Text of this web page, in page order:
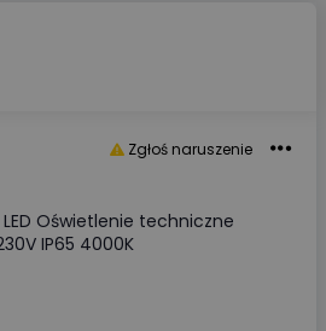
Zgłoś naruszenie
Oświetlenie techniczne
IP65 4000K